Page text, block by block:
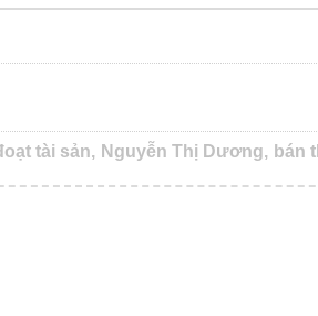
tài sản, Nguyễn Thị Dương, bán